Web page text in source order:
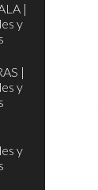
|
y
|
y
y